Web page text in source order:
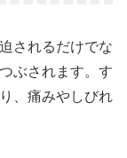
されるだけでな
ぶされます。す
、痛みやしびれ